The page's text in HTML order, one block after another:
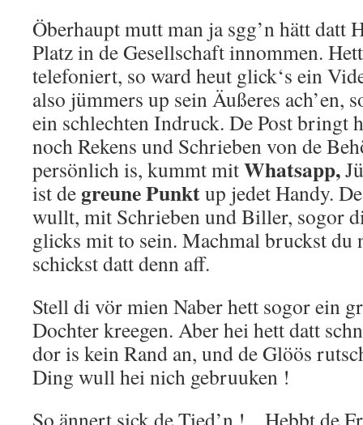
Öberhaupt mutt man ja sgg’n hätt datt
Platz in de Gesellschaft innommen.
telefoniert, so ward heut glick‘s ein
also jümmers up sein Äußeres ach’en,
ein schlechten Indruck. De Post bringt
noch Rekens und Schrieben von de
persönlich is, kummt mitWhatsapp,
ist de greune Punktup jedet Handy.
wullt, mit Schrieben und Biller, sogor
glicks mit to sein. Machmal bruckst du
schickst datt denn aff.
Stell di vör mien Naber hett sogor ein
Dochter kreegen. Aber hei hett datt
dor is kein Rand an, und de Glöös
Ding wull hei nich gebruuken !
So ännert sick de Tied’n ! Hebbt de